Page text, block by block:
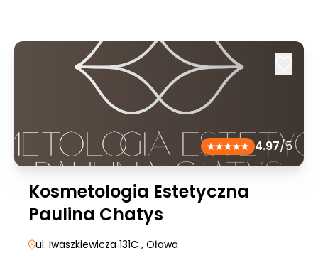
4.97/5
Kosmetologia Estetyczna
Paulina Chatys
ul. Iwaszkiewicza 131C , Oława